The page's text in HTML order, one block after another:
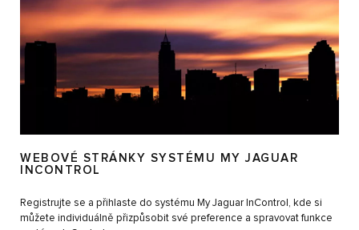
WEBOVÉ STRÁNKY SYSTÉMU MY JAGUAR
INCONTROL
Registrujte se a přihlaste do systému My Jaguar InControl, kde si
můžete individuálně přizpůsobit své preference a spravovat funkce